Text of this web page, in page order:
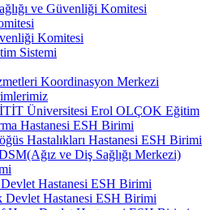
ve Güvenliği Komitesi
Komitesi
Sistemi
Koordinasyon Merkezi
Üniversitesi Erol OLÇOK Eğitim
Hastanesi ESH Birimi
Hastalıkları Hastanesi ESH Birimi
ve Diş Sağlığı Merkezi)
Hastanesi ESH Birimi
Devlet Hastanesi ESH Birimi